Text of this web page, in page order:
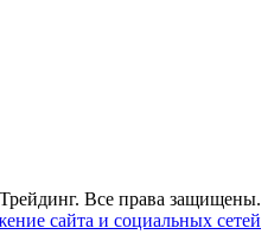
Все права защищены.
сайта и социальных сетей